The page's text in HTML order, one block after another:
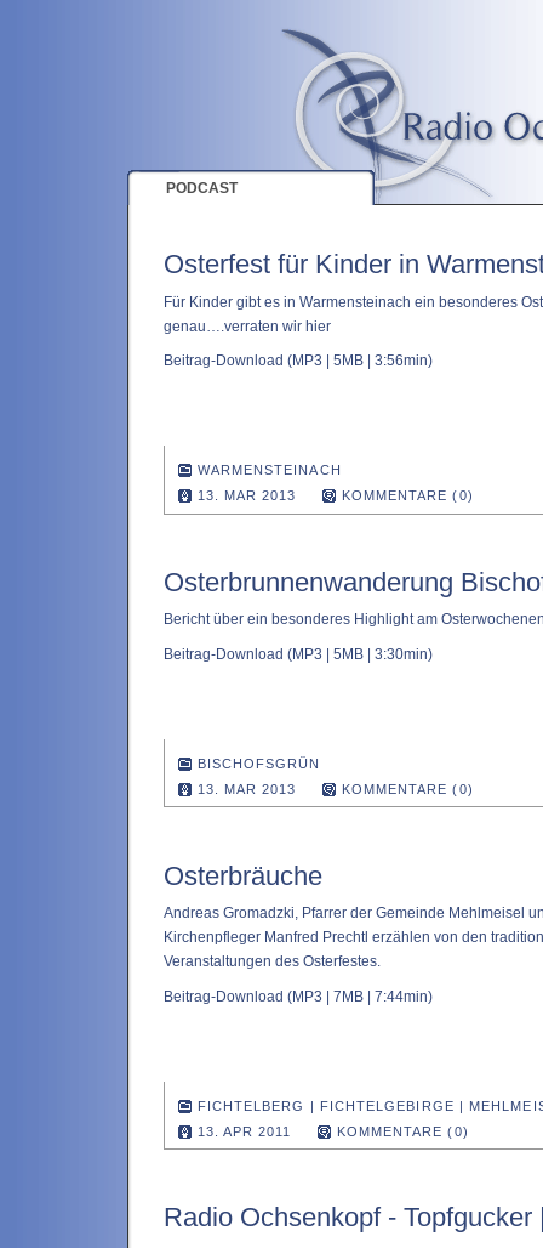
PODCAST
Osterfest für Kinder in
Für Kinder gibt es in Warmensteinach ein besonderes
genau….verraten wir hier
Beitrag-Download (MP3 | 5MB | 3:56min)
WARMENSTEINACH
13. MAR 2013
KOMMENTARE (0)
Osterbrunnenwanderung
Bericht über ein besonderes Highlight am
Beitrag-Download (MP3 | 5MB | 3:30min)
BISCHOFSGRÜN
13. MAR 2013
KOMMENTARE (0)
Osterbräuche
Andreas Gromadzki, Pfarrer der Gemeinde Mehlmeisel
Kirchenpfleger Manfred Prechtl erzählen von den
Veranstaltungen des Osterfestes.
Beitrag-Download (MP3 | 7MB | 7:44min)
FICHTELBERG | FICHTELGEBIRGE |
13. APR 2011
KOMMENTARE (0)
Radio Ochsenkopf - Topfgucker